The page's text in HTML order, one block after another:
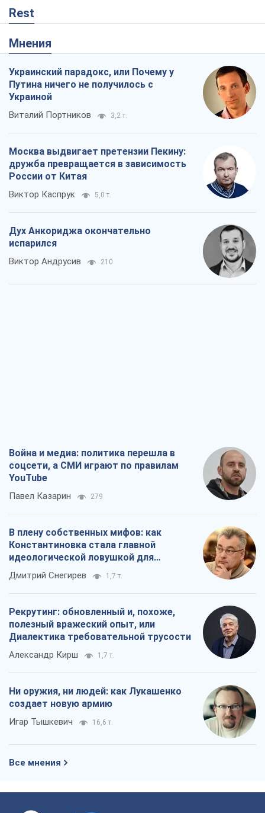
Rest
Мнения
Украинский парадокс, или Почему у
Путина ничего не получилось с
Украиной
Виталий Портников 3,2 т.
Москва выдвигает претензии Пекину:
дружба превращается в зависимость
России от Китая
Виктор Каспрук 5,0 т.
Дух Анкориджа окончательно
испарился
Виктор Андрусив 210
Война и медиа: политика перешла в
соцсети, а СМИ играют по правилам
YouTube
Павел Казарин 279
В плену собственных мифов: как
Константиновка стала главной
идеологической ловушкой для
российских оккупантов
Дмитрий Снегирев 1,7 т.
Рекрутинг: обновленный и, похоже,
полезный вражеский опыт, или
Диалектика требовательной трусости
Александр Кирш 1,7 т.
Ни оружия, ни людей: как Лукашенко
создает новую армию
Игар Тышкевич 16,6 т.
Все мнения